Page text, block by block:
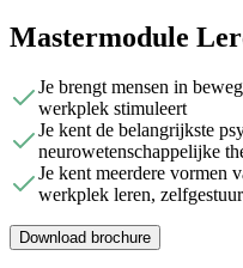
Mastermodule
Je brengt mensen in
werkplek stimuleert
Je kent de belangrijkste
neurowetenschappelijke
Je kent meerdere vormen
werkplek leren,
Download brochure